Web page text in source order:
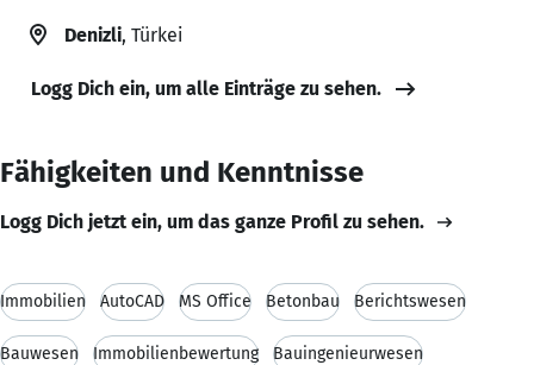
Denizli, Türkei
Logg Dich ein, um alle Einträge zu sehen.
Fähigkeiten und Kenntnisse
Logg Dich jetzt ein, um das ganze Profil zu sehen.
Immobilien AutoCAD MS Office Betonbau Berichtswesen
Bauwesen Immobilienbewertung Bauingenieurwesen